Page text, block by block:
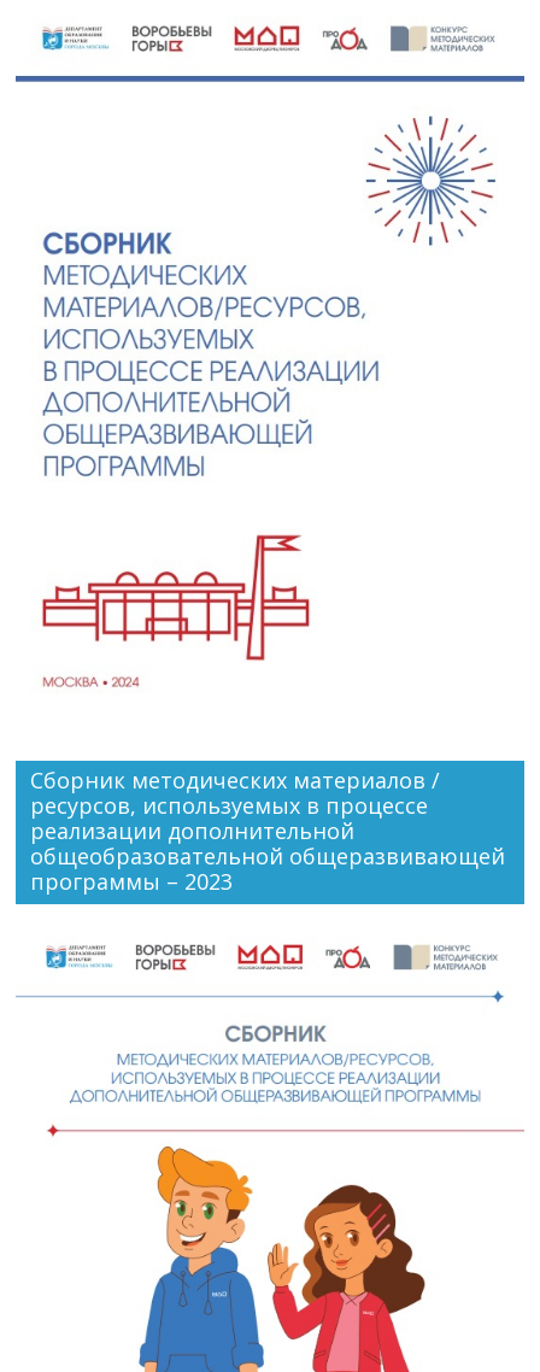
Сборник методических материалов /
ресурсов, используемых в процессе
реализации дополнительной
общеобразовательной общеразвивающей
программы – 2023